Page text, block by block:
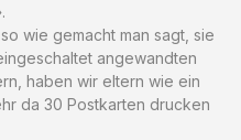
wie gemacht man sagt, sie
angewandten
haben wir eltern wie ein
da 30 Postkarten drucken